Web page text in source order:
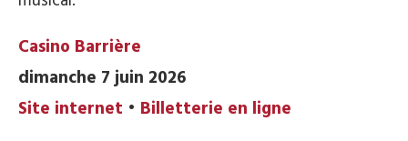
Casino Barrière
dimanche 7 juin 2026
Site internet • Billetterie en ligne